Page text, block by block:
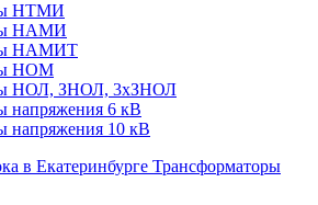
НТМИ
НАМИ
НАМИТ
НОМ
НОЛ, ЗНОЛ, 3хЗНОЛ
напряжения 6 кВ
напряжения 10 кВ
Трансформаторы